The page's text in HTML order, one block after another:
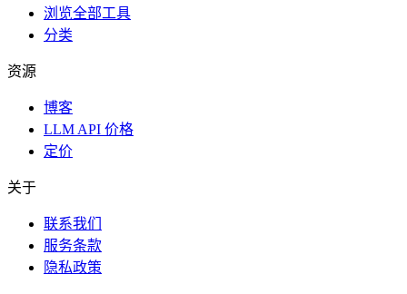
浏览全部工具
分类
资源
博客
LLM API 价格
定价
关于
联系我们
服务条款
隐私政策